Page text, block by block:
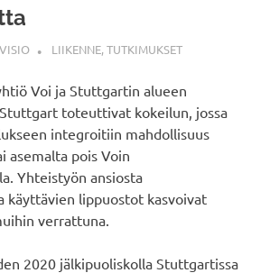
LIIKENNE,TUTKIMUKSET
Voi ja Stuttgartin alueen
toteuttivat kokeilun, jossa
integroitiin mahdollisuus
asemalta pois Voin
Yhteistyön ansiosta
käyttävien lippuostot kasvoivat
verrattuna.
2020 jälkipuoliskolla Stuttgartissa